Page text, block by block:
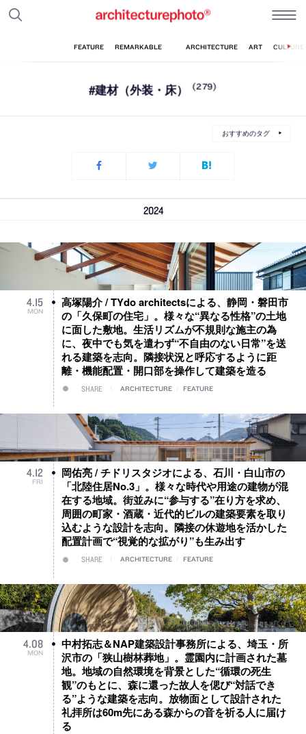
#建材（外装・床） (279)
おすすめのタグ
2024
4.15
MON
高塚陽介 / TYdo architectsによる、静岡・磐田市
の「久保町の住宅」。様々な“異なる性格”の土地
に面した敷地。生活リズムが不規則な施主の為
に、夜中でも気を遣わず“不自由のない日常”を送
れる建築を志向。隣接状況と呼応するように距
離・機能配置・開口部を操作して建築を造る
SHARE ARCHITECTURE FEATURE
4.12
FRI
岡佑亮 / チドリスタジオによる、石川・白山市の
「北陸住居No.3」。様々な時代や用途の建物が混
在する地域。街並みに“参与する”在り方を求め、
周囲の町家・酒蔵・近代的ビルの建築要素を取り
込むような設計を志向。隣接の休遊地を活かした
配置計画で“視覚的な拡がり”も生み出す
SHARE ARCHITECTURE FEATURE
4.08
MON
中村拓志＆NAP建築設計事務所による、埼玉・所
沢市の「狭山樹林葬地」。霊園内に計画された墓
地。地域の自然環境を背景とした“循環の死生
観”のもとに、森に還った故人を偲び“対話でき
る”ような建築を志向。放物面として設計された
礼拝所は60m先にある森からの音を祈る人に届け
る